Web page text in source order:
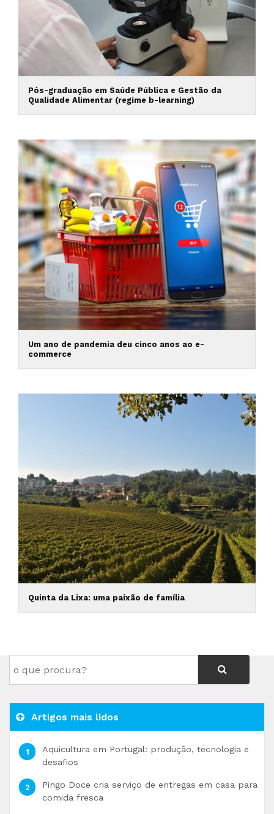
Pós-graduação em Saúde Pública e Gestão da
Qualidade Alimentar (regime b-learning)
Um ano de pandemia deu cinco anos ao e-
commerce
Quinta da Lixa: uma paixão de família
Artigos mais lidos
Aquicultura em Portugal: produção, tecnologia e
desafios
Pingo Doce cria serviço de entregas em casa para
comida fresca